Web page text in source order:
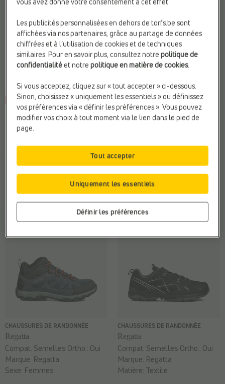
-30%
CHAUSSURES DE RANDONNÉE
Regatta
69,99 48,99
Fermeture:
Matière:Textile
CHAUSSURES DE RANDONNÉE
Regatta
€ 79,95
Confort:Amortis
supplémentaires
Matière:Textile
CHAUSSURES DE RANDONNÉE
Regatta
Compat. Semelles Ortho.: Oui
Marque: Regatta
Sexe: Femmes
CHAUSSURES DE RANDONNÉE
Regatta
Compat. Semelles Ortho.: Oui
Marque: Regatta
Matière: Textile
Les publicités personnalisées en dehors de torfs.be sont
affichées via nos partenaires, grâce au partage de données
chiffrées et à l’utilisation de cookies et de techniques
similaires. Pour en savoir plus, consultez notrepolitique de
confidentialitéet notrepolitique en matière de cookies.
Si vous acceptez, cliquez sur « tout accepter » ci-dessous.
Sinon, choisissez « uniquement les essentiels » ou définissez
vos préférences via « définir les préférences ». Vous pouvez
modifier vos choix à tout moment via le lien dans le pied de
page.
Définir les préférences
Uniquement les essentiels
Tout accepter